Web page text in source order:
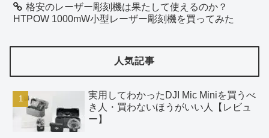
格安のレーザー彫刻機は果たして使えるのか？
HTPOW 1000mW小型レーザー彫刻機を買ってみた
人気記事
実用してわかったDJI Mic Miniを買うべ
き人・買わないほうがいい人【レビュ
ー】